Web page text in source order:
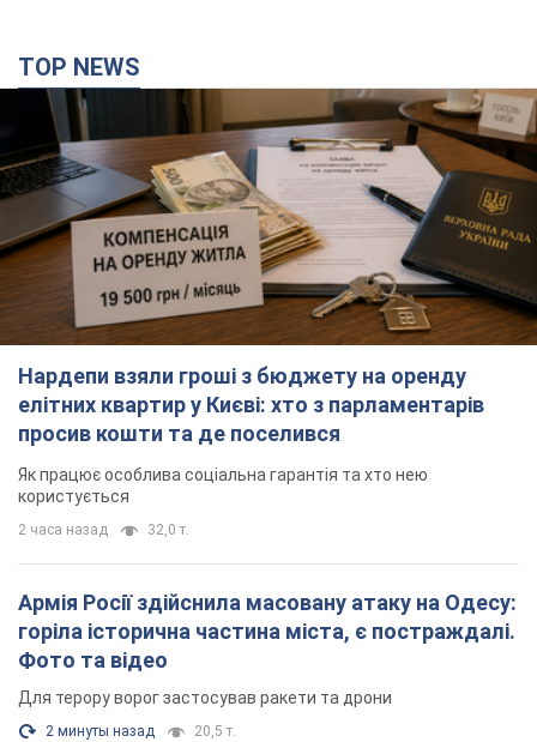
TOP NEWS
Нардепи взяли гроші з бюджету на оренду
елітних квартир у Києві: хто з парламентарів
просив кошти та де поселився
Як працює особлива соціальна гарантія та хто нею
користується
2 часа назад 32,0 т.
Армія Росії здійснила масовану атаку на Одесу:
горіла історична частина міста, є постраждалі.
Фото та відео
Для терору ворог застосував ракети та дрони
2 минуты назад 20,5 т.